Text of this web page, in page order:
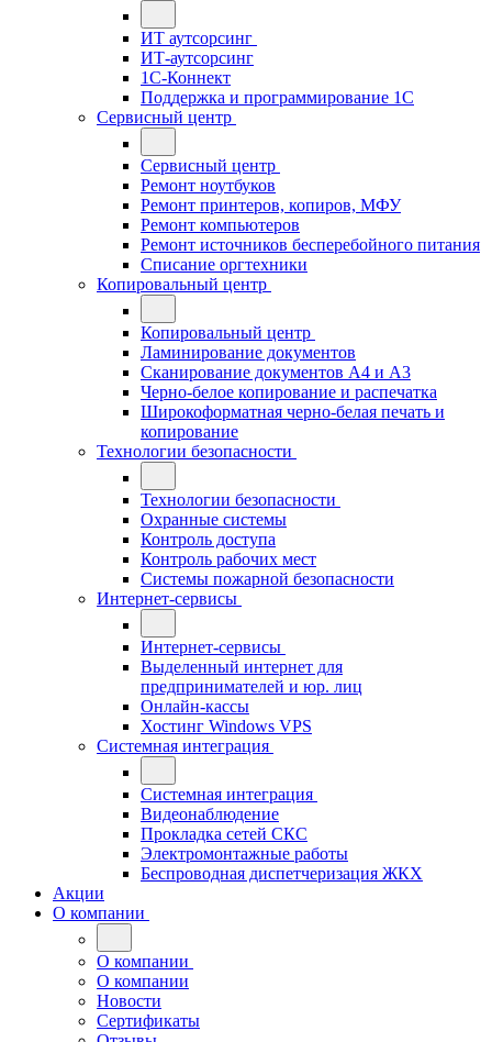
ИТ аутсорсинг
ИТ-аутсорсинг
1С-Коннект
Поддержка и программирование 1С
Сервисный центр
Сервисный центр
Ремонт ноутбуков
Ремонт принтеров, копиров, МФУ
Ремонт компьютеров
Ремонт источников бесперебойного питания
Списание оргтехники
Копировальный центр
Копировальный центр
Ламинирование документов
Сканирование документов А4 и А3
Черно-белое копирование и распечатка
Широкоформатная черно-белая печать и
копирование
Технологии безопасности
Технологии безопасности
Охранные системы
Контроль доступа
Контроль рабочих мест
Системы пожарной безопасности
Интернет-сервисы
Интернет-сервисы
Выделенный интернет для
предпринимателей и юр. лиц
Онлайн-кассы
Хостинг Windows VPS
Системная интеграция
Системная интеграция
Видеонаблюдение
Прокладка сетей СКС
Электромонтажные работы
Беспроводная диспетчеризация ЖКХ
Акции
О компании
О компании
О компании
Новости
Сертификаты